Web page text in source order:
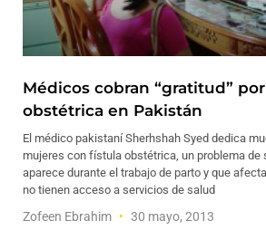
Médicos cobran “gratitud”
obstétrica en Pakistán
El médico pakistaní Sherhshah Syed dedica
mujeres con fístula obstétrica, un problema de
aparece durante el trabajo de parto y que
no tienen acceso a servicios de salud
Zofeen Ebrahim 30 mayo, 2013